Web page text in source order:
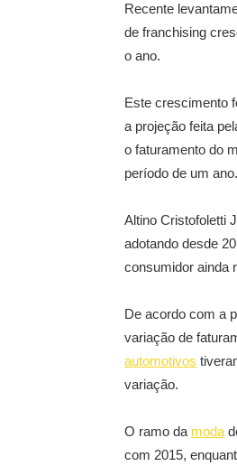
Recente
de franchising
o ano.
Este crescimento
a projeção feita
o faturamento do
período de um ano.
Altino Cristofoletti
adotando desde
consumidor ainda
De acordo com a
variação de
automotivos
variação.
O ramo da moda
com 2015,